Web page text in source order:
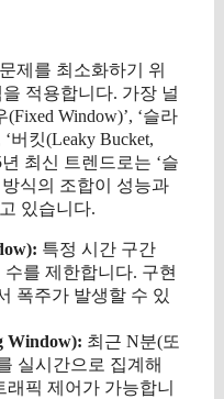
제를 최소화하기 위
적용합니다. 가장 널
Window)’, ‘슬라
버킷(Leaky Bucket,
최신 트렌드로는 ‘슬
방식의 조합이 성능과
있습니다.
특정 시간 구간
를 제한합니다. 구현
폭주가 발생할 수 있
Window): 최근 N분(또
실시간으로 집계해
픽 제어가 가능합니